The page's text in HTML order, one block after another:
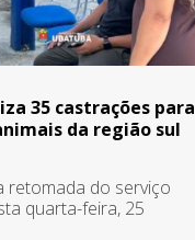
35 castrações para
da região sul
retomada do serviço
quarta-feira, 25